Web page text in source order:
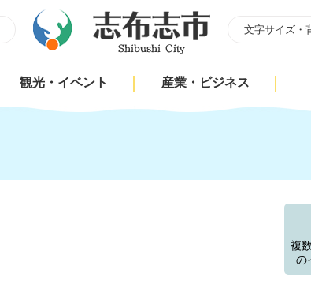
文字サイズ・
観光・イベント 産業・ビジネス
複
の